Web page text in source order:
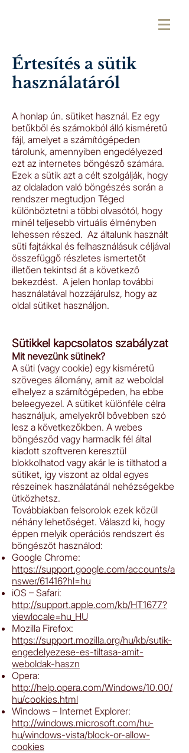
Értesítés a sütik
használatáról
A honlap ún. sütiket használ. Ez egy
betűkből és számokból álló kisméretű
fájl, amelyet a számítógépeden
tárolunk, amennyiben engedélyezed
ezt az internetes böngésző számára.
Ezek a sütik azt a célt szolgálják, hogy
az oldaladon való böngészés során a
rendszer megtudjon Téged
különböztetni a többi olvasótól, hogy
minél teljesebb virtuális élményben
lehessen részed. Az általunk használt
süti fajtákkal és felhasználásuk céljával
összefüggő részletes ismertetőt
illetően tekintsd át a következő
bekezdést. A jelen honlap további
használatával hozzájárulsz, hogy az
oldal sütiket használjon.
Sütikkel kapcsolatos szabályzat
Mit nevezünk sütinek?
A süti (vagy cookie) egy kisméretű
szöveges állomány, amit az weboldal
elhelyez a számítógépeden, ha ebbe
beleegyezel. A sütiket különféle célra
használjuk, amelyekről bővebben szó
lesz a következőkben. A webes
böngésződ vagy harmadik fél által
kiadott szoftveren keresztül
blokkolhatod vagy akár le is tilthatod a
sütiket, így viszont az oldal egyes
részeinek használatánál nehézségekbe
ütközhetsz.
Továbbiakban felsorolok ezek közül
néhány lehetőséget. Válaszd ki, hogy
éppen melyik operációs rendszert és
böngészőt használod:
Google Chrome:
https://support.google.com/accounts/a
nswer/61416?hl=hu
iOS – Safari:
http://support.apple.com/kb/HT1677?
viewlocale=hu_HU
Mozilla Firefox:
https://support.mozilla.org/hu/kb/sutik-
engedelyezese-es-tiltasa-amit-
weboldak-haszn
Opera:
http://help.opera.com/Windows/10.00/
hu/cookies.html
Windows – Internet Explorer:
http://windows.microsoft.com/hu-
hu/windows-vista/block-or-allow-
cookies